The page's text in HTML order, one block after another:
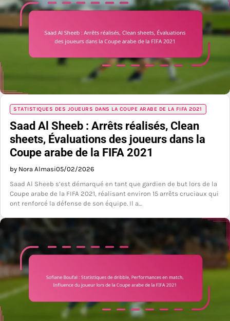
STATISTIQUES DES JOUEURS DANS LA COUPE ARABE DE LA FIFA 2021
Saad Al Sheeb : Arrêts réalisés, Clean
sheets, Évaluations des joueurs dans la
Coupe arabe de la FIFA 2021
by Nora Almasi05/02/2026
Saad Al Sheeb s’est démarqué en tant que gardien de but lors de la
Coupe arabe de la FIFA 2021, réalisant environ 15 arrêts cruciaux qui
ont renforcé la défense de son équipe. Il a…